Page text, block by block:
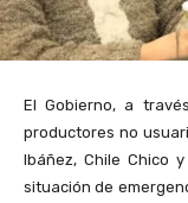
El Gobierno, a
productores no
Ibáñez, Chile Chico
situación de